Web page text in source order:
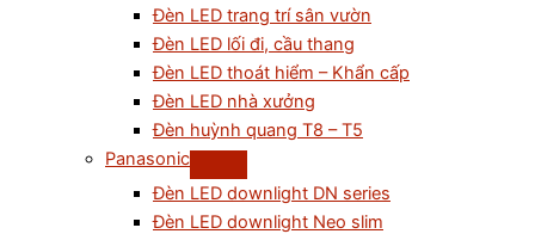
Đèn LED trang trí sân vườn
Đèn LED lối đi, cầu thang
Đèn LED thoát hiểm – Khẩn cấp
Đèn LED nhà xưởng
Đèn huỳnh quang T8 – T5
Panasonic
Đèn LED downlight DN series
Đèn LED downlight Neo slim